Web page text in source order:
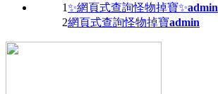
1✨網頁式查詢怪物掉寶✨admin
2網頁式查詢怪物掉寶admin